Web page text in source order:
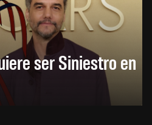
ser Siniestro en